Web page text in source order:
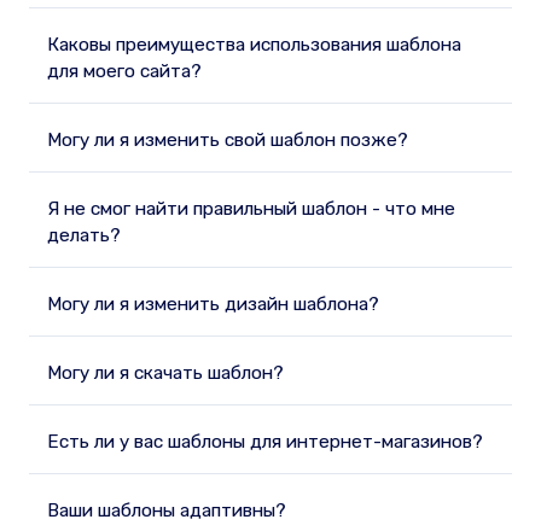
Каковы преимущества использования шаблона
для моего сайта?
Могу ли я изменить свой шаблон позже?
Я не смог найти правильный шаблон - что мне
делать?
Могу ли я изменить дизайн шаблона?
Могу ли я скачать шаблон?
Есть ли у вас шаблоны для интернет-магазинов?
Ваши шаблоны адаптивны?